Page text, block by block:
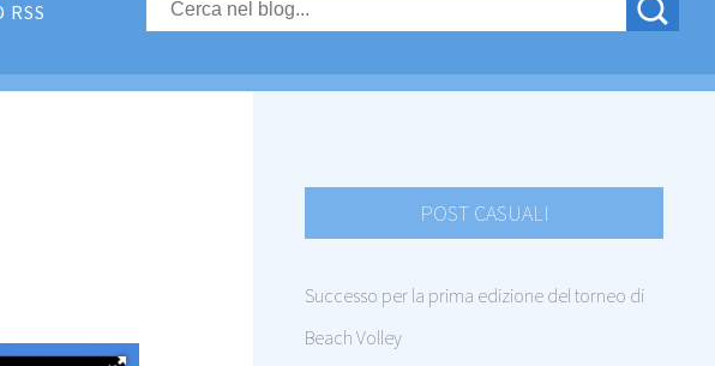
RSS
POST CASUALI
Successo per la prima edizione del torneo di
Beach Volley